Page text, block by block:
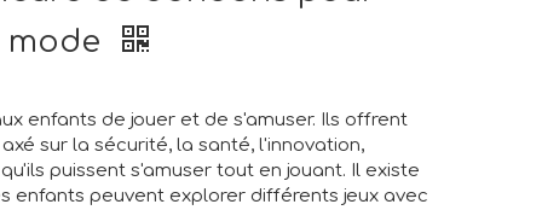
enfants de jouer et de s'amuser. Ils offrent
sur la sécurité, la santé, l'innovation,
puissent s'amuser tout en jouant. Il existe
enfants peuvent explorer différents jeux avec